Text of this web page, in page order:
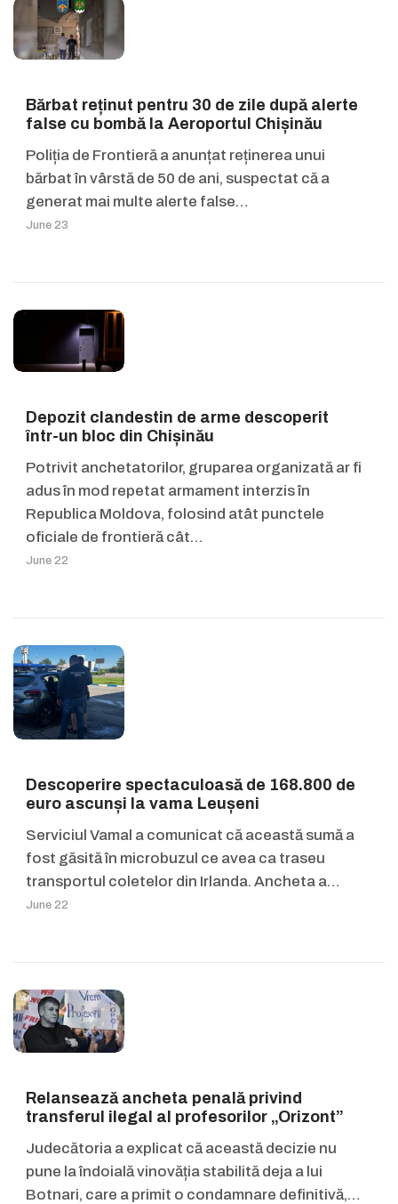
Bărbat reținut pentru 30 de zile după alerte
false cu bombă la Aeroportul Chișinău
Poliția de Frontieră a anunțat reținerea unui
bărbat în vârstă de 50 de ani, suspectat că a
generat mai multe alerte false…
June 23
Depozit clandestin de arme descoperit
într-un bloc din Chișinău
Potrivit anchetatorilor, gruparea organizată ar fi
adus în mod repetat armament interzis în
Republica Moldova, folosind atât punctele
oficiale de frontieră cât…
June 22
Descoperire spectaculoasă de 168.800 de
euro ascunși la vama Leușeni
Serviciul Vamal a comunicat că această sumă a
fost găsită în microbuzul ce avea ca traseu
transportul coletelor din Irlanda. Ancheta a…
June 22
Relansează ancheta penală privind
transferul ilegal al profesorilor „Orizont”
Judecătoria a explicat că această decizie nu
pune la îndoială vinovăția stabilită deja a lui
Botnari, care a primit o condamnare definitivă,…